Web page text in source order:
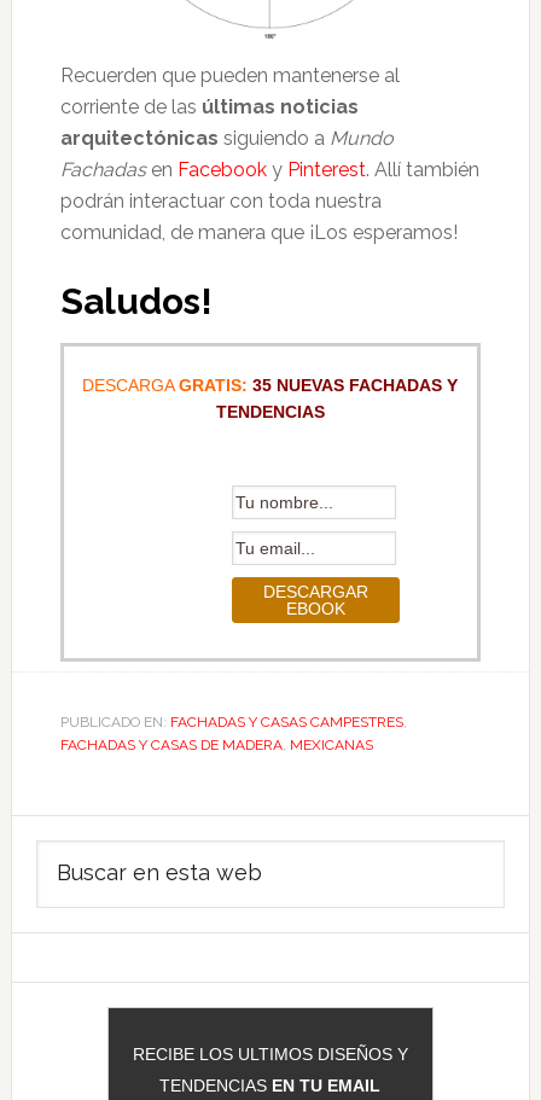
Recuerden que pueden mantenerse al
corriente de las últimas noticias
arquitectónicas siguiendo a Mundo
Fachadasen Facebooky Pinterest. Allí también
podrán interactuar con toda nuestra
comunidad, de manera que ¡Los esperamos!
Saludos!
DESCARGAGRATIS: 35 NUEVAS FACHADAS Y
TENDENCIAS
PUBLICADO EN: FACHADAS Y CASAS CAMPESTRES,
FACHADAS Y CASAS DE MADERA, MEXICANAS
Barra
lateral
principal
RECIBE LOS ULTIMOS DISEÑOS Y
TENDENCIAS EN TU EMAIL